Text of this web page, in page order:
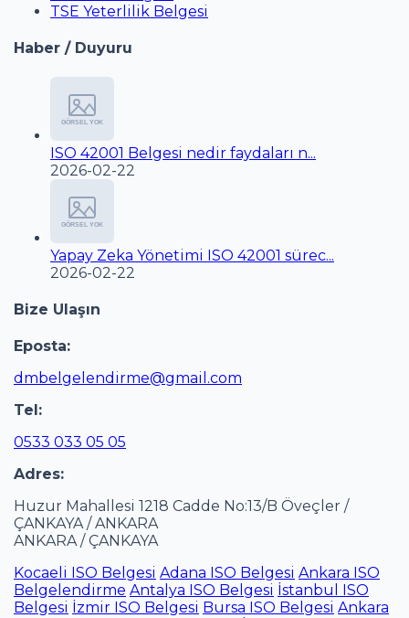
TSE Yeterlilik Belgesi
Haber / Duyuru
ISO 42001 Belgesi nedir faydaları n...
2026-02-22
Yapay Zeka Yönetimi ISO 42001 sürec...
2026-02-22
Bize Ulaşın
Eposta:
dmbelgelendirme@gmail.com
Tel:
0533 033 05 05
Adres:
Huzur Mahallesi 1218 Cadde No:13/B Öveçler /
ÇANKAYA / ANKARA
ANKARA / ÇANKAYA
Kocaeli ISO Belgesi Adana ISO Belgesi Ankara ISO
Belgelendirme Antalya ISO Belgesi İstanbul ISO
Belgesi İzmir ISO Belgesi Bursa ISO Belgesi Ankara